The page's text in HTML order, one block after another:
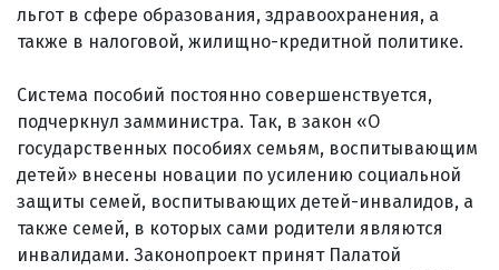
льгот в сфере образования, здравоохранения, а
также в налоговой, жилищно-кредитной политике.
Система пособий постоянно совершенствуется,
подчеркнул замминистра. Так, в закон «О
государственных пособиях семьям, воспитывающим
детей» внесены новации по усилению социальной
защиты семей, воспитывающих детей-инвалидов, а
также семей, в которых сами родители являются
инвалидами. Законопроект принят Палатой